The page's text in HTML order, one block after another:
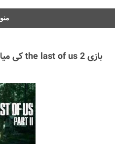
منو
بازی the last of us 2 کی میاد ؟